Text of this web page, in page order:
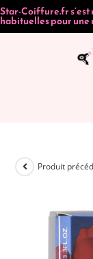
Star-Coiffure.fr
habituelles pour une
Produit